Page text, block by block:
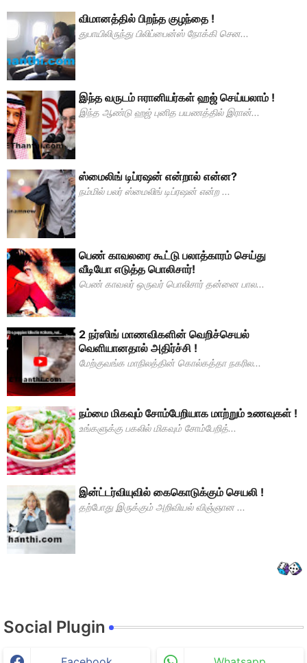
விமானத்தில் பிறந்த குழந்தை !
துபாயிலிருந்து பிலிப்பைன்ஸ் நோக்கி சென...
இந்த வருடம் ஈரானியர்கள் ஹஜ் செய்யலாம் !
இந்த ஆண்டு ஹஜ் புனித பயணத்தில் இரான்...
ஸ்மைலிங் டிப்ரஷன் என்றால் என்ன?
நம்மில் பலர் ஸ்மைலிங் டிப்ரஷன் என்ற ...
பெண் காவலரை கூட்டு பலாத்காரம் செய்து
வீடியோ எடுத்த பொலிசார்!
பெண் காவலர் ஒருவர் பொலிசார் தன்னை பால...
2 நர்ஸிங் மாணவிகளின் வெறிச்செயல்
வெளியானதால் அதிர்ச்சி !
மேற்குவங்க மாநிலத்தின் கொல்கத்தா நகரில...
நம்மை மிகவும் சோம்பேறியாக மாற்றும் உணவுகள் !
உங்களுக்கு பகலில் மிகவும் சோம்பேறித்...
இன்ட்டர்வியுவில் கைகொடுக்கும் செயலி !
தற்போது இருக்கும் அறிவியல் விஞ்ஞான ...
Social Plugin